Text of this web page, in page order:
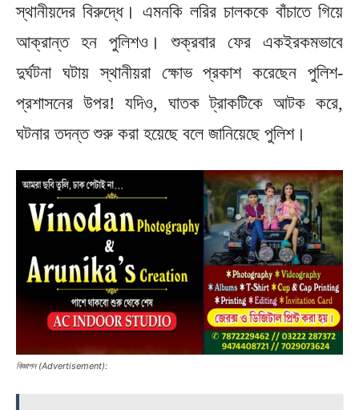
স্থানীয়দের বিরুদ্ধে। এমনকি লরির চালককে বাঁচাতে গিয়ে
আক্রান্ত হন পুলিশও। শুক্রবার ফের একইরকমভাবে
দুর্ঘটনা ঘটায় স্থানীয়রা ক্ষোভ প্রকাশ করেছেন পুলিশ-
প্রশাসনের উপর! যদিও, ঘাতক ট্রাকটিকে আটক করে,
ঘটনার তদন্ত শুরু করা হয়েছে বলে জানিয়েছে পুলিশ।
বিজ্ঞাপন (Advertisement):